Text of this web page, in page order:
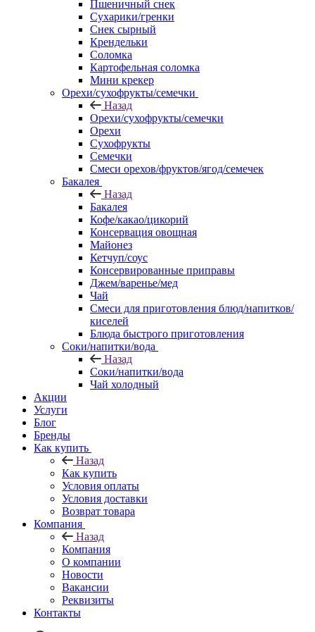
Пшеничный снек
Сухарики/гренки
Снек сырный
Крендельки
Соломка
Картофельная соломка
Мини крекер
Орехи/сухофрукты/семечки
Назад
Орехи/сухофрукты/семечки
Орехи
Сухофрукты
Семечки
Смеси орехов/фруктов/ягод/семечек
Бакалея
Назад
Бакалея
Кофе/какао/цикорий
Консервация овощная
Майонез
Кетчуп/соус
Консервированные приправы
Джем/варенье/мед
Чай
Смеси для приготовления блюд/напитков/
киселей
Блюда быстрого приготовления
Соки/напитки/вода
Назад
Соки/напитки/вода
Чай холодный
Акции
Услуги
Блог
Бренды
Как купить
Назад
Как купить
Условия оплаты
Условия доставки
Возврат товара
Компания
Назад
Компания
О компании
Новости
Вакансии
Реквизиты
Контакты